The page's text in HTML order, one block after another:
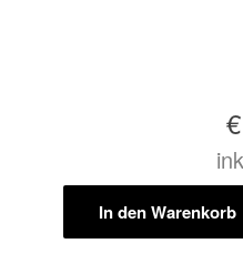
In den Warenkorb